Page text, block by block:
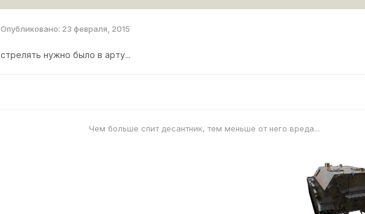
Опубликовано: 23 февраля, 2015
стрелять нужно было в арту...
Чем больше спит десантник, тем меньше от него вреда...